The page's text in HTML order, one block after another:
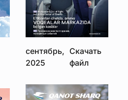
сентябрь,
2025
Скачать
файл